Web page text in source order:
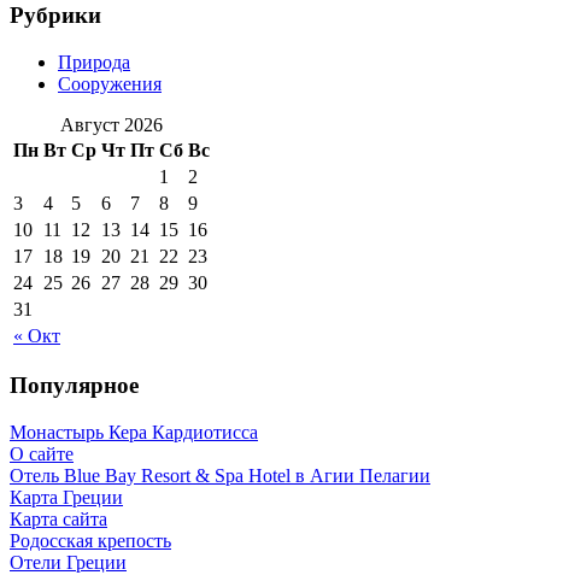
Рубрики
Природа
Сооружения
Август 2026
Пн Вт Ср Чт Пт Сб Вс
« Окт
1
2
3
4 5 6 7 8
9
10 11 12 13 14 15 16
17 18 19 20 21 22 23
24 25 26 27 28 29 30
31
Популярное
Монастырь Кера Кардиотисса
О сайте
Отель Blue Bay Resort & Spa Hotel в Агии Пелагии
Карта Греции
Карта сайта
Родосская крепость
Отели Греции